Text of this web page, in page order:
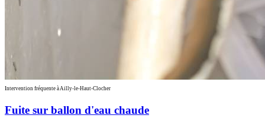
Intervention fréquente à Ailly-le-Haut-Clocher
Fuite sur ballon d'eau chaude